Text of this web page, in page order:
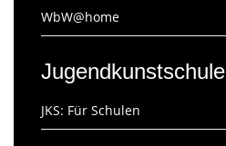
WbW@home
Jugendkunstschule
JKS: Für Schulen